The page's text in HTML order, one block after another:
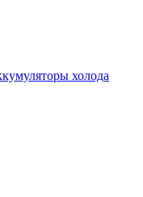
холода